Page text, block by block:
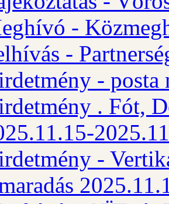
-
-
- posta
. Fót,
-